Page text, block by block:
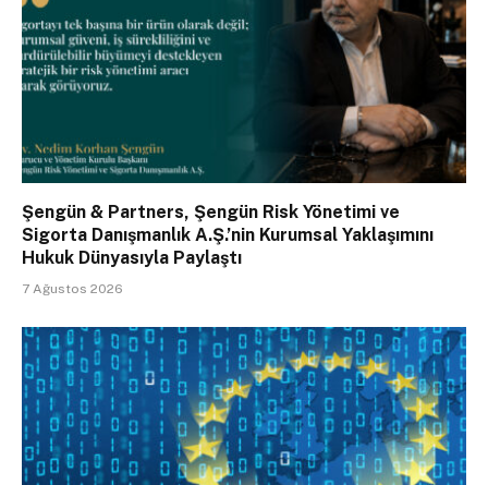
Şengün & Partners, Şengün Risk Yönetimi ve
Sigorta Danışmanlık A.Ş.’nin Kurumsal Yaklaşımını
Hukuk Dünyasıyla Paylaştı
7 Ağustos 2026